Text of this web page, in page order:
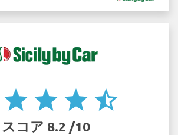
star star star star_half
スコア 8.2 /10